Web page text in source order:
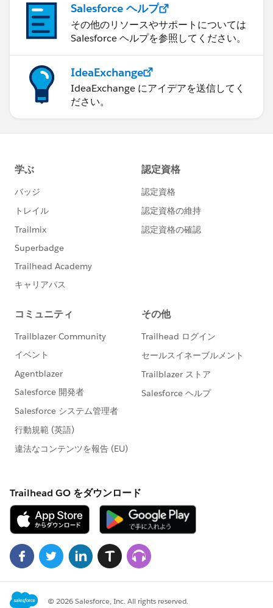
Salesforce ヘルプ
その他のリソースやサポートについては
Salesforce ヘルプを参照してください。
IdeaExchange
IdeaExchange にアイデアを送信してく
ださい。